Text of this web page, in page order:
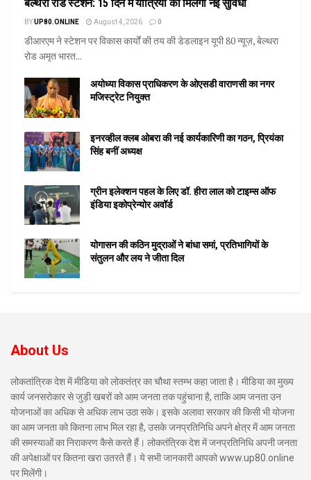
बेल्थरा रोड स्टेशन: 15 दिन में यात्रियों को मिलेगी नई सुविधा
BYUP80.ONLINE August 4, 2026 0
डीआरएम ने स्टेशन पर विकास कार्यों की तय की डेडलाइन यूपी 80 न्यूज़, बेल्थरा
रोड अमृत भारत...
अयोध्या विकास प्राधिकरण के ओएसडी वाराणसी का नगर
मजिस्ट्रेट नियुक्त
इनरव्हील क्लब ओबरा की नई कार्यकारिणी का गठन, प्रियंका
सिंह बनीं अध्यक्ष
ग्रीन इलेक्शन पहल के लिए डॉ. हीरा लाल को टाइम्स ऑफ
इंडिया इकोप्रेन्योर अवॉर्ड
योगासन की कठिन मुद्राओं ने बांधा समां, प्रतिभागियों के
संतुलन और लय ने जीता दिल
About Us
लोकतांत्रिक देश में मीडिया को लोकतंत्र का चौथा स्तम्भ कहा जाता है। मीडिया का मुख्य
कार्य जनसरोकार से जुड़ी खबरों को आम जनता तक पहुंचाना है, ताकि आम जनता उन
योजनाओं का अधिक से अधिक लाभ उठा सके। इसके अलावा सरकार की किसी भी योजना
का आम जनता को कितना लाभ मिल रहा है, उसके जनप्रतिनिधि अपने क्षेत्र में आम जनता
की समस्याओं का निराकरण कैसे करते हैं। लोकतंत्रिक देश में जनप्रतिनिधि अपनी जनता
की अपेक्षाओं पर कितना खरा उतरते हैं। ये सभी जानकारी आपको www.up80.online
पर मिलेंगी।